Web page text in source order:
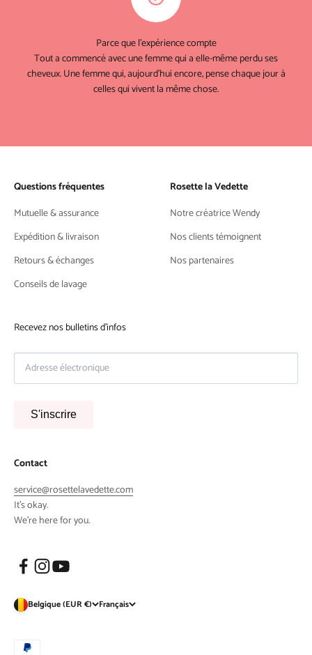
Parce que l'expérience compte
Tout a commencé avec une femme qui a elle-même perdu ses
cheveux. Une femme qui, aujourd'hui encore, pense chaque jour à
celles qui vivent la même chose.
Questions fréquentes
Mutuelle & assurance
Expédition & livraison
Retours & échanges
Conseils de lavage
Rosette la Vedette
Notre créatrice Wendy
Nos clients témoignent
Nos partenaires
Recevez nos bulletins d'infos
S'inscrire
Contact
service@rosettelavedette.com
It's okay.
We're here for you.
Belgique (EUR €) Français